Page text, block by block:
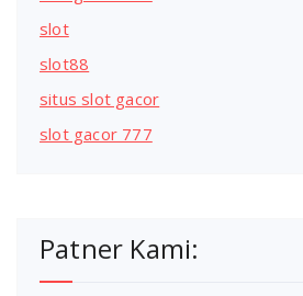
slot
slot88
situs slot gacor
slot gacor 777
Patner Kami: